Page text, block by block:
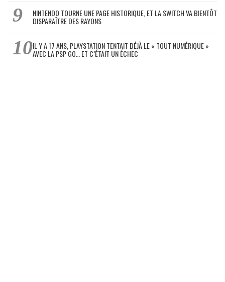
NINTENDO TOURNE UNE PAGE HISTORIQUE, ET LA SWITCH VA BIENTÔT
DISPARAÎTRE DES RAYONS
IL Y A 17 ANS, PLAYSTATION TENTAIT DÉJÀ LE « TOUT NUMÉRIQUE »
AVEC LA PSP GO… ET C’ÉTAIT UN ÉCHEC